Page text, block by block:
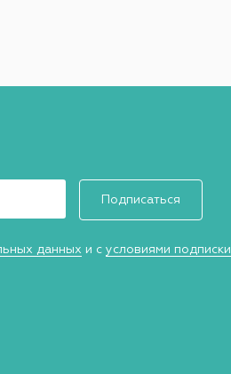
Подписаться
данных и с условиями подписки